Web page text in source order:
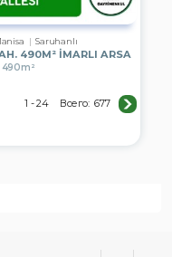
Saruhanlı
490M² İMARLI ARSA
490m²
1 - 24 Всего: 677